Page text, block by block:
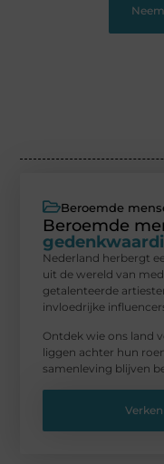
Beroemde
Beroemde
Nederland herbergt
uit de wereld van
getalenteerde
invloedrijke
Ontdek wie ons land
liggen achter hun
samenleving blijven